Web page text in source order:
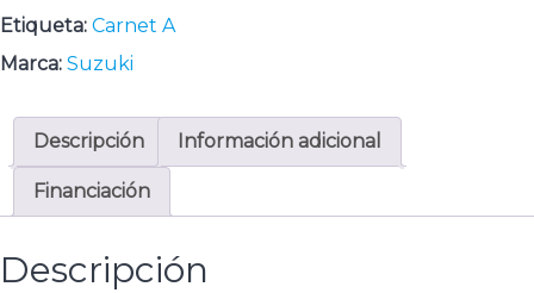
Etiqueta: Carnet A
Marca: Suzuki
Descripción Información adicional
Financiación
Descripción